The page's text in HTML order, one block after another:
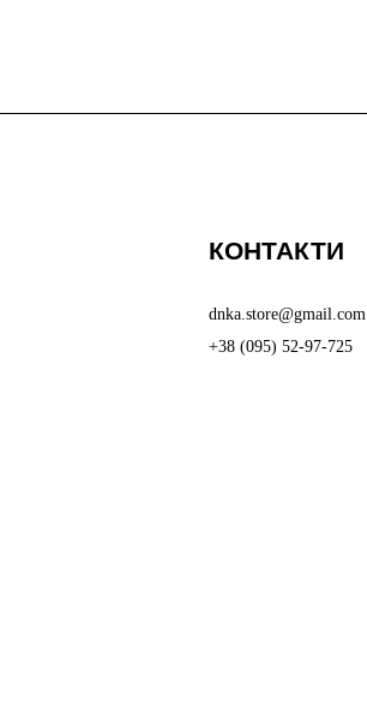
КОНТАКТИ
dnka.store@gmail.com
+38 (095) 52-97-725